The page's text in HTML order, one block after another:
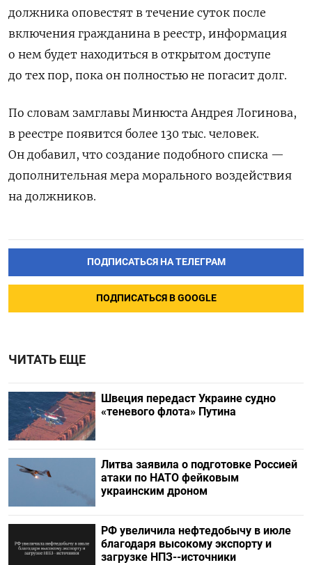
должника оповестят в течение суток после
включения гражданина в реестр, информация
о нем будет находиться в открытом доступе
до тех пор, пока он полностью не погасит долг.
По словам замглавы Минюста Андрея Логинова,
в реестре появится более 130 тыс. человек.
Он добавил, что создание подобного списка —
дополнительная мера морального воздействия
на должников.
ПОДПИСАТЬСЯ НА ТЕЛЕГРАМ
ПОДПИСАТЬСЯ В GOOGLE
ЧИТАТЬ ЕЩЕ
Швеция передаст Украине судно
«теневого флота» Путина
Литва заявила о подготовке Россией
атаки по НАТО фейковым
украинским дроном
РФ увеличила нефтедобычу в июле
благодаря высокому экспорту и
загрузке НПЗ--источники